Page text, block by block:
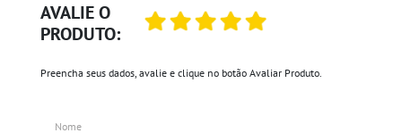
AVALIE O
PRODUTO:
Preencha seus dados, avalie e clique no botão Avaliar Produto.